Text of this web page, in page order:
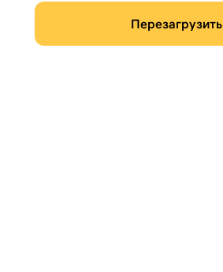
Перезагрузить